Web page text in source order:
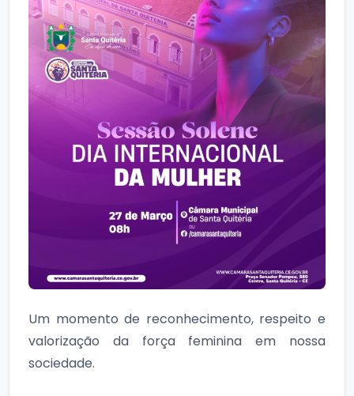
Um momento de reconhecimento, respeito e
valorização da força feminina em nossa
sociedade.